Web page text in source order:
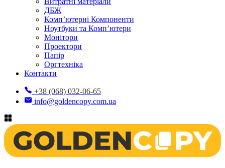
ДБЖ
Комп’ютерні Компоненти
Ноутбуки та Комп’ютери
Монітори
Проектори
Папір
Оргтехніка
Контакти
+38 (068) 032-06-65
info@goldencopy.com.ua